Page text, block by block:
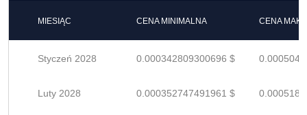
MIESIĄC CENA MINIMALNA CENA
Styczeń 2028 0.000342809300696 $
Luty 2028 0.000352747491961 $